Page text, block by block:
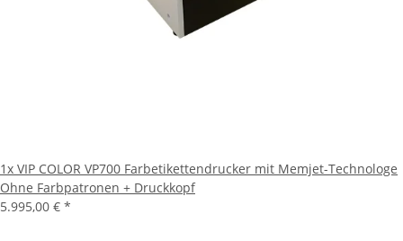
1x VIP COLOR VP700 Farbetikettendrucker mit Memjet-Technologe
Ohne Farbpatronen + Druckkopf
5.995,00 € *